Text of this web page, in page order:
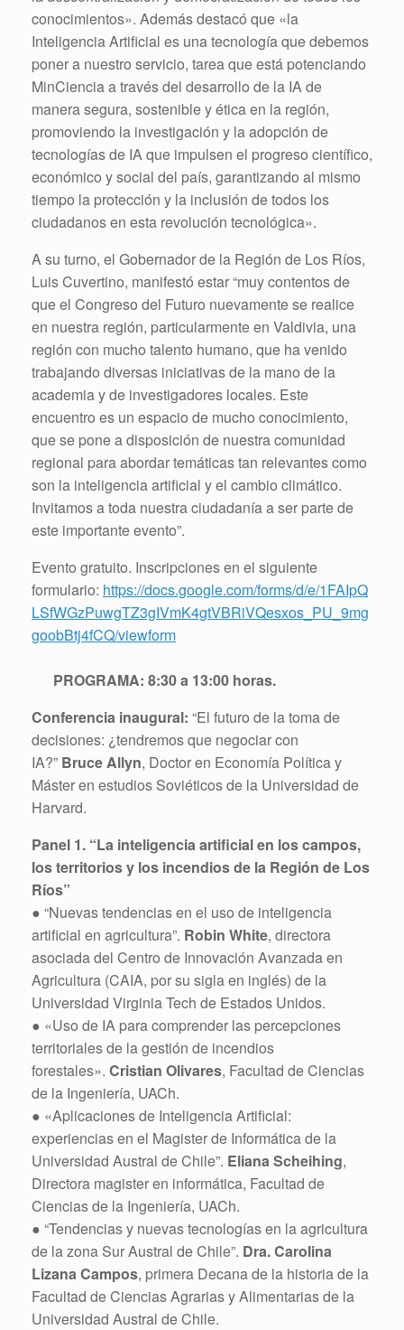
conocimientos». Además destacó que «la
Inteligencia Artificial es una tecnología que debemos
poner a nuestro servicio, tarea que está potenciando
MinCiencia a través del desarrollo de la IA de
manera segura, sostenible y ética en la región,
promoviendo la investigación y la adopción de
tecnologías de IA que impulsen el progreso científico,
económico y social del país, garantizando al mismo
tiempo la protección y la inclusión de todos los
ciudadanos en esta revolución tecnológica».
A su turno, el Gobernador de la Región de Los Ríos,
Luis Cuvertino, manifestó estar “muy contentos de
que el Congreso del Futuro nuevamente se realice
en nuestra región, particularmente en Valdivia, una
región con mucho talento humano, que ha venido
trabajando diversas iniciativas de la mano de la
academia y de investigadores locales. Este
encuentro es un espacio de mucho conocimiento,
que se pone a disposición de nuestra comunidad
regional para abordar temáticas tan relevantes como
son la inteligencia artificial y el cambio climático.
Invitamos a toda nuestra ciudadanía a ser parte de
este importante evento”.
Evento gratuito. Inscripciones en el siguiente
formulario: https://docs.google.com/forms/d/e/1FAIpQ
LSfWGzPuwgTZ3gIVmK4gtVBRiVQesxos_PU_9mg
goobBtj4fCQ/viewform
PROGRAMA: 8:30 a 13:00 horas.
Conferencia inaugural: “El futuro de la toma de
decisiones: ¿tendremos que negociar con
IA?” Bruce Allyn, Doctor en Economía Política y
Máster en estudios Soviéticos de la Universidad de
Harvard.
Panel 1. “La inteligencia artificial en los campos,
los territorios y los incendios de la Región de Los
Ríos”
● “Nuevas tendencias en el uso de inteligencia
artificial en agricultura”. Robin White, directora
asociada del Centro de Innovación Avanzada en
Agricultura (CAIA, por su sigla en inglés) de la
Universidad Virginia Tech de Estados Unidos.
● «Uso de IA para comprender las percepciones
territoriales de la gestión de incendios
forestales». Cristian Olivares, Facultad de Ciencias
de la Ingeniería, UACh.
● «Aplicaciones de Inteligencia Artificial:
experiencias en el Magister de Informática de la
Universidad Austral de Chile”. Eliana Scheihing,
Directora magister en informática, Facultad de
Ciencias de la Ingeniería, UACh.
● “Tendencias y nuevas tecnologías en la agricultura
de la zona Sur Austral de Chile”. Dra. Carolina
Lizana Campos, primera Decana de la historia de la
Facultad de Ciencias Agrarias y Alimentarias de la
Universidad Austral de Chile.